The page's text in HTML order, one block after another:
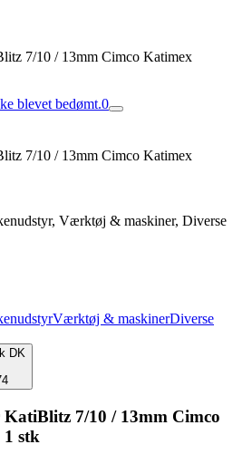
7/10 / 13mm Cimco Katimex
blevet bedømt.0
7/10 / 13mm Cimco Katimex
Værktøj & maskiner, Diverse
Værktøj & maskinerDiverse
DK
7/10 / 13mm Cimco
stk